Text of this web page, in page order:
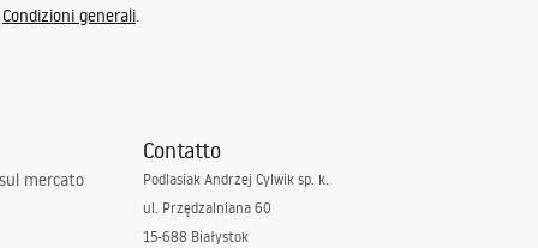
Condizioni generali.
mercato
Contatto
Podlasiak Andrzej Cylwik sp. k.
ul. Przędzalniana 60
15-688 Białystok